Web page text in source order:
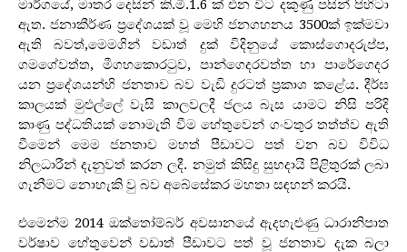
මාර්ගයේ, මාතර දෙසින් කි.මී.1.6 ක් එන විට දකුණු පසින් පිහිටා
ඇත. ජනාකීර්ණ ප‍්‍රදේශයක් වූ මෙහි ජනගහනය 3500ක් ඉක්මවා
ඇති බවත්,මෙමගින් වඩාත් දුක් විදිනුයේ කොස්ගොදරුප්ප,
ගමගේවත්ත, මීගහකොරටුව, පාන්ගෙදරවත්ත හා පාරේගෙදර
යන ප‍්‍රදේශයන්හි ජනතාව බව වැඩි දුරටත් ප‍්‍රකාශ කළේය. දීර්ඝ
කාලයක් මුළුල්ලේ වැසි කාලවලදී ජලය බැස යාමට නිසි පරිදි
කාණු පද්ධතියක් නොමැති වීම හේතුවෙන් ගංවතුර තත්ත්ව ඇති
වීමෙන් මෙම ජනතාව මහත් පීඩාවට පත් වන බව විවිධ
නිලධාරීන් දැනුවත් කරන ලදී. නමුත් කිසිදු සුභදායි පිළිතුරක් ලබා
ගැනීමට නොහැකි වු බව අබේසේකර මහතා සඳහන් කරයි.
එමෙන්ම 2014 ඔක්තෝම්බර් අවසානයේ ඇදහැළුණු ධාරානිපාත
වර්ෂාව හේතුවෙන් වඩාත් පීඩාවට පත් වූ ජනතාව දැක බලා